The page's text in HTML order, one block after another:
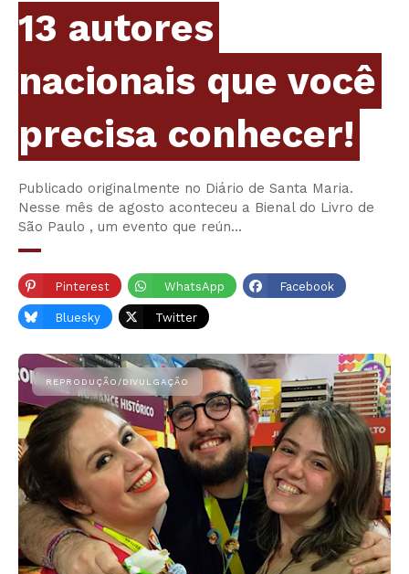
13 autores
nacionais que você
precisa conhecer!
Publicado originalmente no Diário de Santa Maria.
Nesse mês de agosto aconteceu a Bienal do Livro de
São Paulo , um evento que reún…
Pinterest WhatsApp Facebook
Bluesky Twitter